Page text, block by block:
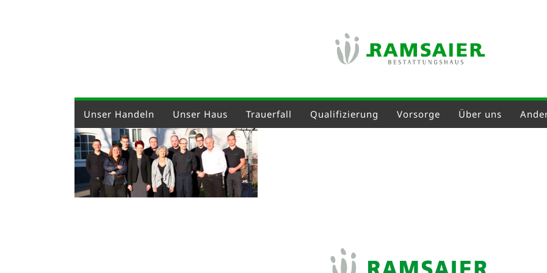
Unser Handeln Unser Haus Trauerfall Qualifizierung Vorsorge Über uns